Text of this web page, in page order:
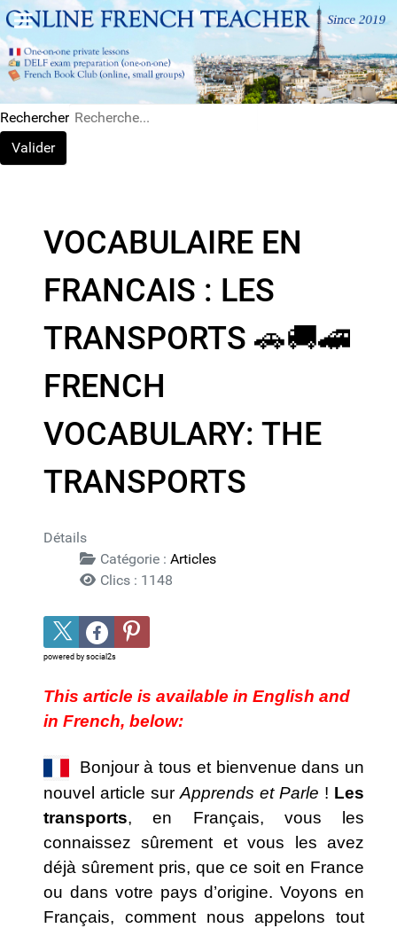
Rechercher
Valider
VOCABULAIRE EN
FRANCAIS : LES
TRANSPORTS 🚗​🚚​🚄​
FRENCH
VOCABULARY: THE
TRANSPORTS
Détails
Catégorie : Articles
Clics : 1148
powered by social2s
This article is available in English and
in French, below:
Bonjour à tous et bienvenue dans un
nouvel article surApprends et Parle ! Les
transports, en Français, vous les
connaissez sûrement et vous les avez
déjà sûrement pris, que ce soit en France
ou dans votre pays d’origine. Voyons en
Français, comment nous appelons tout